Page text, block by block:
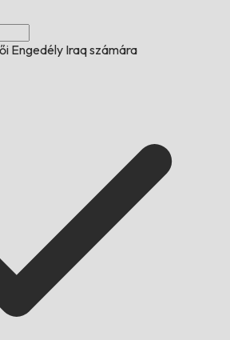
Engedély Iraq számára